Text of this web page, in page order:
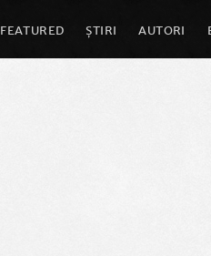
FEATURED ȘTIRI AUTORI